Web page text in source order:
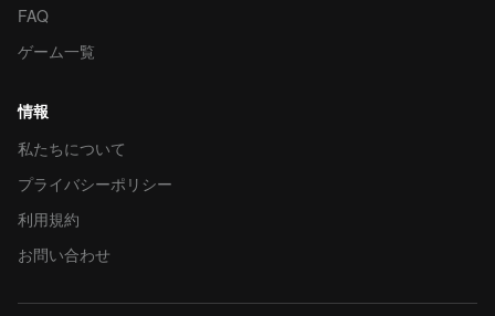
FAQ
ゲーム一覧
情報
私たちについて
プライバシーポリシー
利用規約
お問い合わせ